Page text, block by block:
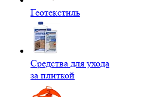
Геотекстиль
Средства для ухода
за плиткой